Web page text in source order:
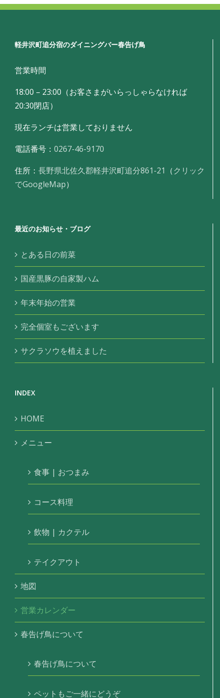
軽井沢町追分宿のダイニングバー春告げ鳥
営業時間
18:00 – 23:00（お客さまがいらっしゃらなければ
20:30閉店）
現在ランチは営業しておりません
電話番号： 0267-46-9170
住所： 長野県北佐久郡軽井沢町追分861-21 （クリック
でGoogleMap）
最近のお知らせ・ブログ
とある日の前菜
国産黒豚の自家製ハム
年末年始の営業
完全個室もございます
サクラソウを植えました
INDEX
HOME
メニュー
食事 | おつまみ
コース料理
飲物 | カクテル
テイクアウト
地図
営業カレンダー
春告げ鳥について
春告げ鳥について
ペットもご一緒にどうぞ